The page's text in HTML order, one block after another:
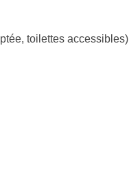
toilettes accessibles)